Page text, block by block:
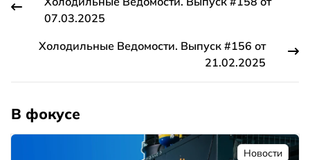
07.03.2025
Холодильные Ведомости. Выпуск #156 от
21.02.2025
В фокусе
Новости